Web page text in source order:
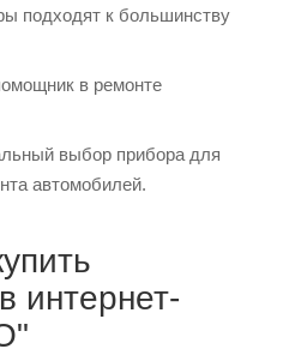
подходят к большинству
в ремонте
выбор прибора для
автомобилей.
интернет-